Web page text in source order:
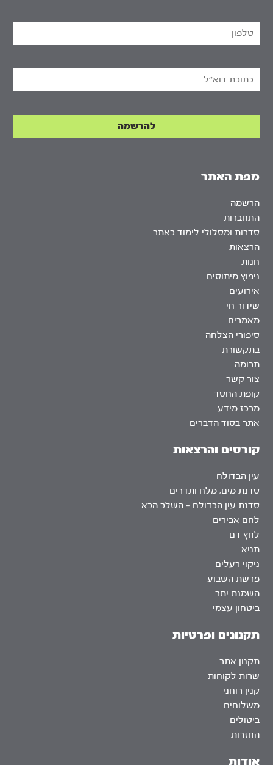
אודות
מפת האתר
הרשמה
התחברות
סדרות ומסלולי לימוד באתר
הרצאות
חנות
ניפוץ מיתוסים
אירועים
שידור חי
מאמרים
סיפורי הצלחה
בתקשורת
תרומה
צור קשר
קופת החסד
מרכז מידע
אתר בסוד הדברים
קורסים והרצאות
עין הבדולח
סדנת מים, מלח ותדרים
סדנת עין הבדולח – השלב הבא
לחם אבירים
לחץ דם
תניא
ניקוי רעלים
פרשת השבוע
השמנת יתר
ביטחון עצמי
תקנונים ופרטיות
תקנון אתר
שרות לקוחות
קנין רוחני
משלוחים
ביטולים
החזרות